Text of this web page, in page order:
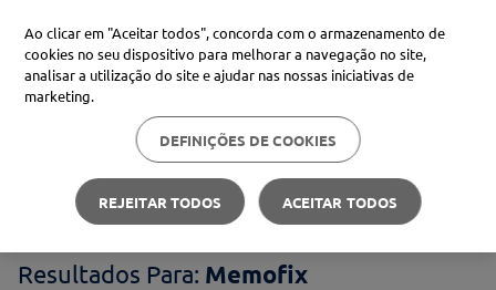
Procure no Marketplace Médis
Pesquisas mais comuns
xiaomi
3º now
Memofix
Memofix
Ao clicar em "Aceitar todos", concorda com o armazenamento de
cookies no seu dispositivo para melhorar a navegação no site,
analisar a utilização do site e ajudar nas nossas iniciativas de
marketing.
DEFINIÇÕES DE COOKIES
REJEITAR TODOS ACEITAR TODOS